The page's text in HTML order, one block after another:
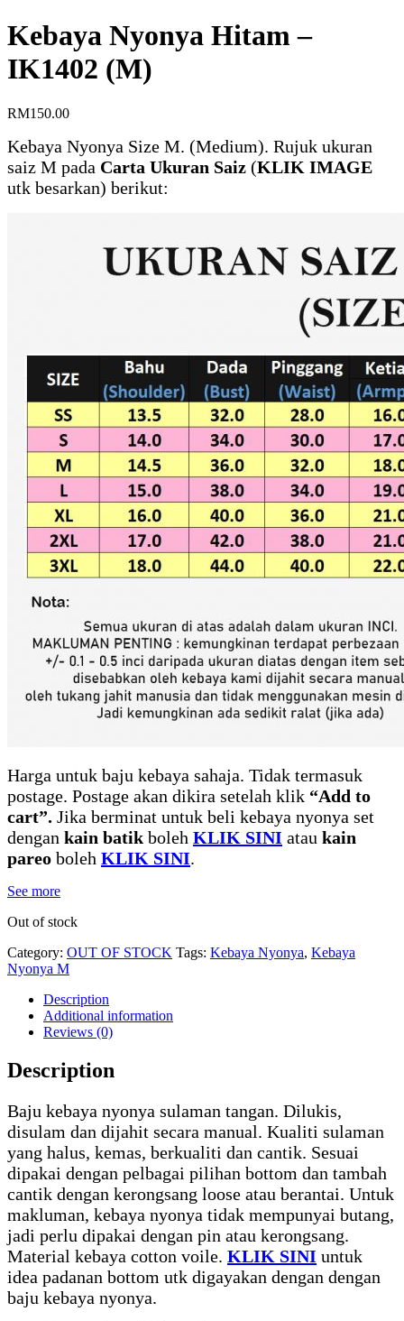
Kebaya Nyonya Hitam –
IK1402 (M)
RM150.00
Kebaya Nyonya Size M. (Medium). Rujuk ukuran
saiz M pada Carta Ukuran Saiz (KLIK IMAGE
utk besarkan) berikut:
Harga untuk baju kebaya sahaja. Tidak termasuk
postage. Postage akan dikira setelah klik “Add to
cart”. Jika berminat untuk beli kebaya nyonya set
dengan kain batik boleh KLIK SINI atau kain
pareo boleh KLIK SINI.
See more
Out of stock
Category: OUT OF STOCK Tags: Kebaya Nyonya, Kebaya
Nyonya M
Description
Additional information
Reviews (0)
Description
Baju kebaya nyonya sulaman tangan. Dilukis,
disulam dan dijahit secara manual. Kualiti sulaman
yang halus, kemas, berkualiti dan cantik. Sesuai
dipakai dengan pelbagai pilihan bottom dan tambah
cantik dengan kerongsang loose atau berantai. Untuk
makluman, kebaya nyonya tidak mempunyai butang,
jadi perlu dipakai dengan pin atau kerongsang.
Material kebaya cotton voile. KLIK SINI untuk
idea padanan bottom utk digayakan dengan dengan
baju kebaya nyonya.